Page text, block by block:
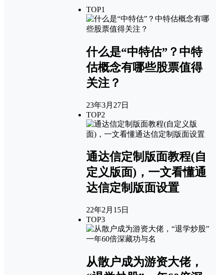
TOP1
什么是“中特估”？中特
估概念有哪些股票值得
关注？
23年3月27日
TOP2
通达信定制版面教程(自
定义版面)，一文看懂通
达信定制版面设置
22年2月15日
TOP3
从散户成为游资大佬，